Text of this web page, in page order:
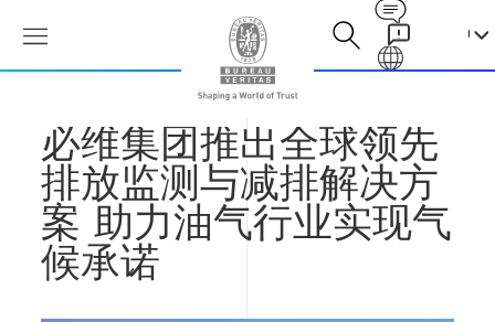
必维集团推出全球领先
排放监测与减排解决方
案 助力油气行业实现气
候承诺